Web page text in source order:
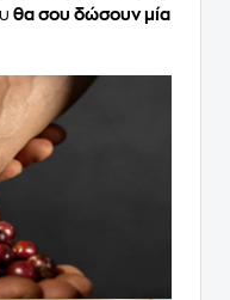
θα σου δώσουν μία